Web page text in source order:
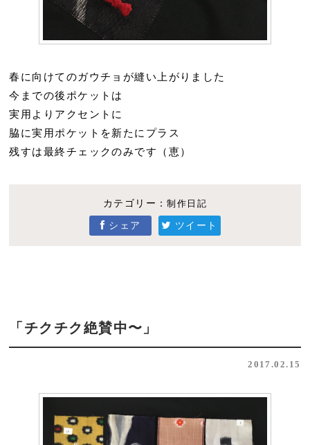
春に向けてのガウチョが縫い上がりました
今までの後ポケットは
実用よりアクセントに
脇に実用ポケットを新たにプラス
残すは最終チェックのみです（恵）
カテゴリー：制作日記
シェア ツイート
「チクチク絶賛中〜」
2017.02.15